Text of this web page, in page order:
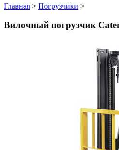
Главная > Погрузчики >
Вилочный погрузчик